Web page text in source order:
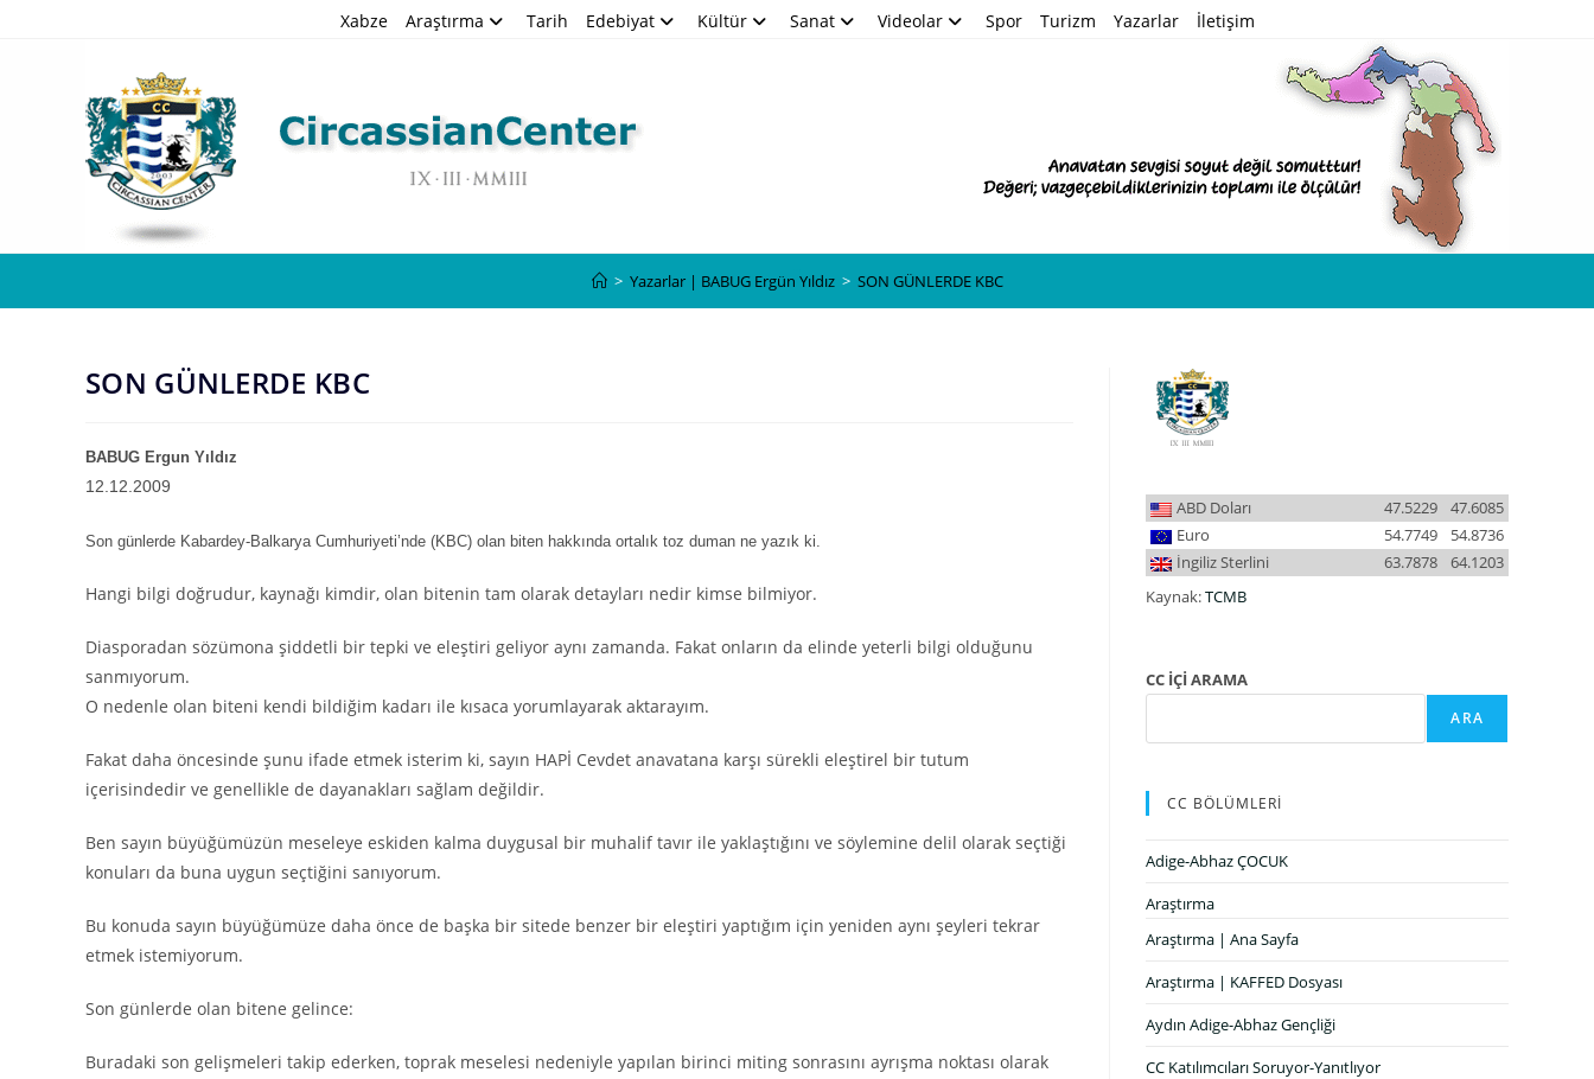
Xabze Araştırma Tarih Edebiyat Kültür Sanat Videolar Spor Turizm Yazarlar İletişim
> Yazarlar | BABUG Ergün Yıldız > SON GÜNLERDE KBC
SON GÜNLERDE KBC
BABUG Ergun Yıldız
12.12.2009
Son günlerde Kabardey-Balkarya Cumhuriyeti’nde (KBC) olan biten hakkında ortalık toz duman ne yazık ki.
Hangi bilgi doğrudur, kaynağı kimdir, olan bitenin tam olarak detayları nedir kimse bilmiyor.
Diasporadan sözümona şiddetli bir tepki ve eleştiri geliyor aynı zamanda. Fakat onların da elinde yeterli bilgi olduğunu
sanmıyorum.
O nedenle olan biteni kendi bildiğim kadarı ile kısaca yorumlayarak aktarayım.
Fakat daha öncesinde şunu ifade etmek isterim ki, sayın HAPİ Cevdet anavatana karşı sürekli eleştirel bir tutum
içerisindedir ve genellikle de dayanakları sağlam değildir.
Ben sayın büyüğümüzün meseleye eskiden kalma duygusal bir muhalif tavır ile yaklaştığını ve söylemine delil olarak seçtiği
konuları da buna uygun seçtiğini sanıyorum.
Bu konuda sayın büyüğümüze daha önce de başka bir sitede benzer bir eleştiri yaptığım için yeniden aynı şeyleri tekrar
etmek istemiyorum.
Son günlerde olan bitene gelince:
Buradaki son gelişmeleri takip ederken, toprak meselesi nedeniyle yapılan birinci miting sonrasını ayrışma noktası olarak
ABD Doları 47.6085
47.5229
Euro
54.8736
54.7749
İngiliz Sterlini
64.1203
63.7878
Kaynak:TCMB
CC İÇİ ARAMA
ARA
CC BÖLÜMLERİ
Adige-Abhaz ÇOCUK
Araştırma
Araştırma | Ana Sayfa
Araştırma | KAFFED Dosyası
Aydın Adige-Abhaz Gençliği
CC Katılımcıları Soruyor-Yanıtlıyor